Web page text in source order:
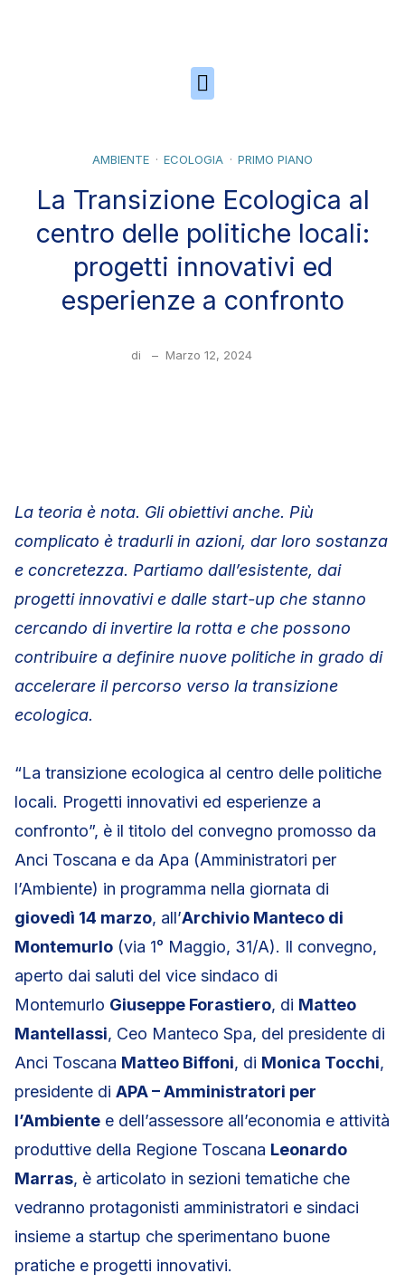
AMBIENTE ECOLOGIA PRIMO PIANO
La Transizione Ecologica al
centro delle politiche locali:
progetti innovativi ed
esperienze a confronto
di – Marzo 12, 2024
La teoria è nota. Gli obiettivi anche. Più
complicato è tradurli in azioni, dar loro sostanza
e concretezza. Partiamo dall’esistente, dai
progetti innovativi e dalle start-up che stanno
cercando di invertire la rotta e che possono
contribuire a definire nuove politiche in grado di
accelerare il percorso verso la transizione
ecologica.
“La transizione ecologica al centro delle politiche
locali. Progetti innovativi ed esperienze a
confronto”, è il titolo del convegno promosso da
Anci Toscana e da Apa (Amministratori per
l’Ambiente) in programma nella giornata di
giovedì 14 marzo, all’Archivio Manteco di
Montemurlo (via 1° Maggio, 31/A). Il convegno,
aperto dai saluti del vice sindaco di
Montemurlo Giuseppe Forastiero, di Matteo
Mantellassi, Ceo Manteco Spa, del presidente di
Anci Toscana Matteo Biffoni, di Monica Tocchi,
presidente di APA – Amministratori per
l’Ambiente e dell’assessore all’economia e attività
produttive della Regione Toscana Leonardo
Marras, è articolato in sezioni tematiche che
vedranno protagonisti amministratori e sindaci
insieme a startup che sperimentano buone
pratiche e progetti innovativi.